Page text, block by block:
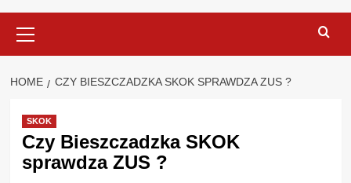
Menu
HOME CZY BIESZCZADZKA SKOK SPRAWDZA ZUS ?
SKOK
Czy Bieszczadzka SKOK
sprawdza ZUS ?